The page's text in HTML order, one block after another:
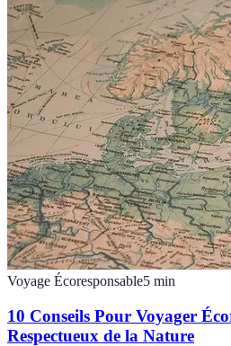
Voyage Écoresponsable5 min
10 Conseils Pour Voyager
Respectueux de la Nature